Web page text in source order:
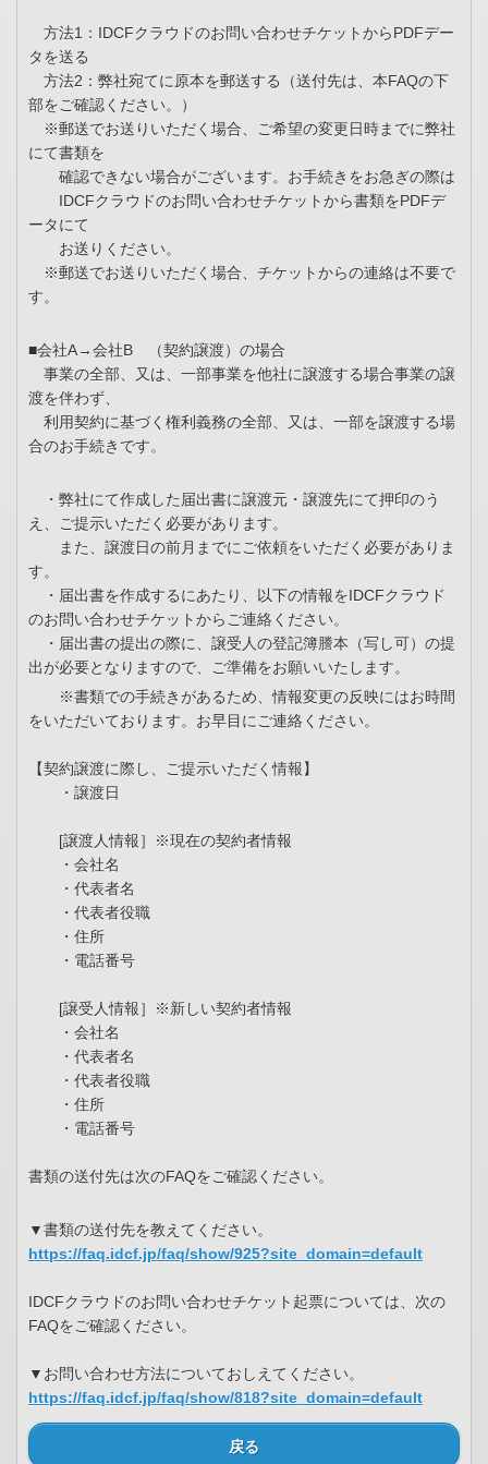
方法1：IDCFクラウドのお問い合わせチケットからPDFデー
タを送る
方法2：弊社宛てに原本を郵送する（送付先は、本FAQの下
部をご確認ください。）
※郵送でお送りいただく場合、ご希望の変更日時までに弊社
にて書類を
確認できない場合がございます。お手続きをお急ぎの際は
IDCFクラウドのお問い合わせチケットから書類をPDFデ
ータにて
お送りください。
※郵送でお送りいただく場合、チケットからの連絡は不要で
す。
■会社A→会社B （契約譲渡）の場合
事業の全部、又は、一部事業を他社に譲渡する場合事業の譲
渡を伴わず、
利用契約に基づく権利義務の全部、又は、一部を譲渡する場
合のお手続きです。
・弊社にて作成した届出書に譲渡元・譲渡先にて押印のう
え、ご提示いただく必要があります。
また、譲渡日の前月までにご依頼をいただく必要がありま
す。
・届出書を作成するにあたり、以下の情報をIDCFクラウド
のお問い合わせチケットからご連絡ください。
・届出書の提出の際に、譲受人の登記簿謄本（写し可）の提
出が必要となりますので、ご準備をお願いいたします。
※書類での手続きがあるため、情報変更の反映にはお時間
をいただいております。お早目にご連絡ください。
【契約譲渡に際し、ご提示いただく情報】
・譲渡日
[譲渡人情報］※現在の契約者情報
・会社名
・代表者名
・代表者役職
・住所
・電話番号
[譲受人情報］※新しい契約者情報
・会社名
・代表者名
・代表者役職
・住所
・電話番号
書類の送付先は次のFAQをご確認ください。
▼書類の送付先を教えてください。
https://faq.idcf.jp/faq/show/925?site_domain=default
IDCFクラウドのお問い合わせチケット起票については、次の
FAQをご確認ください。
▼お問い合わせ方法についておしえてください。
https://faq.idcf.jp/faq/show/818?site_domain=default
戻る